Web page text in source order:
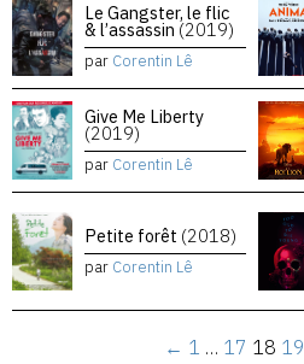
Le Gangster, le flic
& l’assassin (2019)
par Corentin Lê
Give Me Liberty
(2019)
par Corentin Lê
Petite forêt (2018)
par Corentin Lê
← 1 … 17 18 19